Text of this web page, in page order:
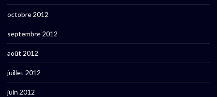
octobre 2012
septembre 2012
août 2012
juillet 2012
juin 2012